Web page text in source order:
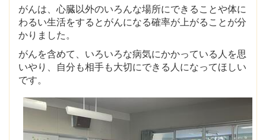
がんは、心臓以外のいろんな場所にできることや体に
わるい生活をするとがんになる確率が上がることが分
かりました。
がんを含めて、いろいろな病気にかかっている人を思
いやり、自分も相手も大切にできる人になってほしい
です。